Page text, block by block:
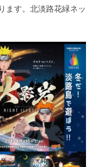
ます。北淡路花緑ネッ